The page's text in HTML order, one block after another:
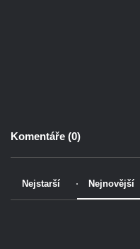
Komentáře (0)
Nejstarší Nejnovější